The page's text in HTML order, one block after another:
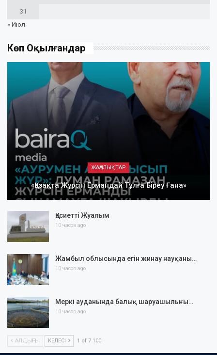
31
« Июл
Көп Оқылғандар
ЖАҢАЛЫҚТАР
«Қазақта Жүрсін Ермандай Тұлға Біреу Ғана»
Қасиетті Жуалым
10 часов ago
Жамбыл облысында егін жинау науқаны…
10 часов ago
Меркі ауданында балық шаруашылығы…
10 часов ago
АЛДЫҢҒЫ КЕЛЕСІ 1 of 7 100